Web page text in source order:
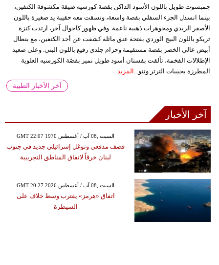
جمبسوت طويل باللون الأسود الداكن بقصة كورسيه ضيقة مكشوفة الكتفين،
بينما انسدل الجزء السفلي بقصة واسعة، ونسقت معه حقيبة يد صغيرة باللون
الأصفر الزبدي ومجوهرات ذهبية ناعمة. وفي ظهور كاجوال آخر، ارتدت كنزة
تريكو باللون البيج الوردي بفتحة عنق مائلة كشفت عن أحد الكتفين، مع بنطال
أبيض عالي الخصر بقصة مستقيمة وحزام جلدي رفيع باللون البني. وعلى صعيد
الإطلالات الفخمة، تألقت بفستان أسود طويل تميز بقصّة الكورسيه العلوية
المطرزة بحبيبات الترتر وتنو... المزيد
آخر الأخبار الطبية
آخر الأخبار
GMT 22:07 1970 السبت ,08 آب / أغسطس
قصف مدفعي وتوغل إسرائيلي جديد في جنوب
لبنان خرقاً لاتفاق المناطق التجريبية
GMT 20:27 2026 السبت ,08 آب / أغسطس
اتفاق «هرمز» يقترب وسط خلاف على
السيطرة